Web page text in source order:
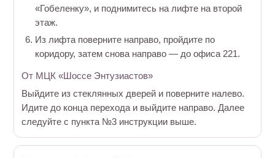
«Гобеленку», и поднимитесь на лифте на второй
этаж.
Из лифта поверните направо, пройдите по
коридору, затем снова направо — до офиса 221.
От МЦК «Шоссе Энтузиастов»
Выйдите из стеклянных дверей и поверните налево.
Идите до конца перехода и выйдите направо. Далее
следуйте с пункта №3 инструкции выше.